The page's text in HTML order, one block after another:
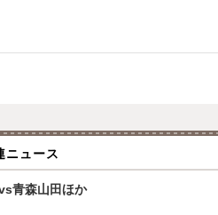
ニュース
青森山田ほか